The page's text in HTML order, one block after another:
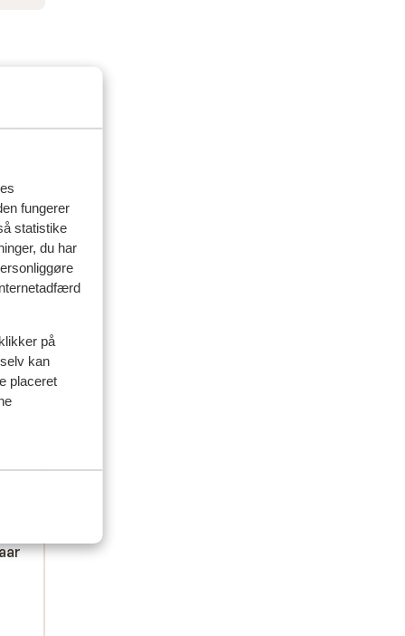
fungerer
statistike
du har
på
kan
placeret